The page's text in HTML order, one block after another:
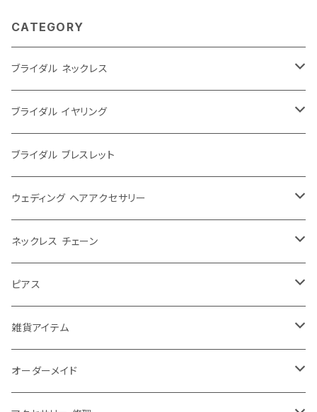
CATEGORY
ブライダル ネックレス
大ぶり
シンプル
パール
レース
お花
チョーカー
ショルダーネックレス
ブライダル イヤリング
大ぶり
シンプル
パール
ゆれる
ゆれない
お花
ブライダル ブレスレット
ウェディング ヘアアクセサリー
ウェディングティアラ
大きめ
ふつう
ウェディング リボンカチューシャ
ウェディング ヘッドドレス
ヘアアクセその他
ネックレス チェーン
40センチ
50センチ
60センチ
ピアス
チャーム ピアス
ピアス チャーム パーツ
雑貨アイテム
ブローチ
オーダーメイド